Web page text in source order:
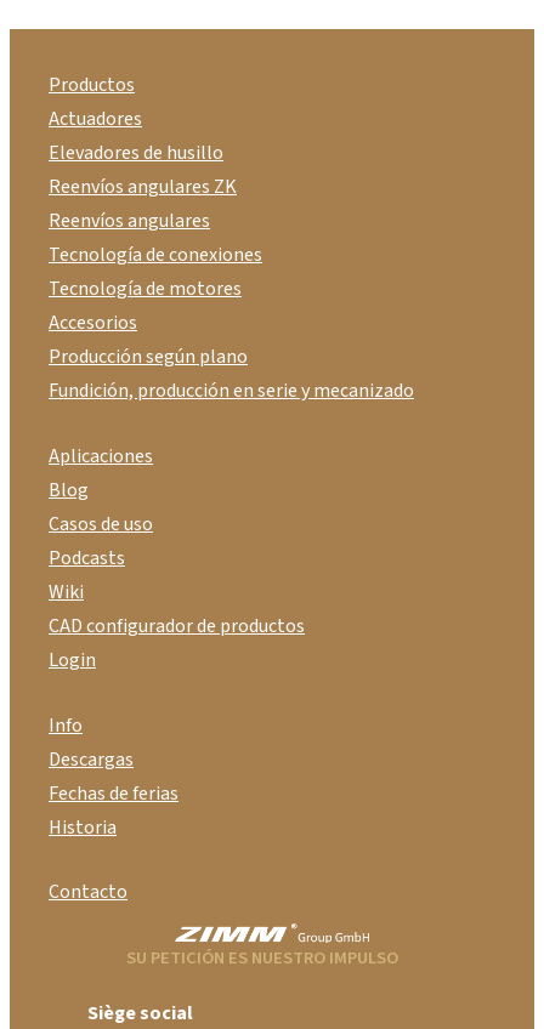
Productos
Actuadores
Elevadores de husillo
Reenvíos angulares ZK
Reenvíos angulares
Tecnología de conexiones
Tecnología de motores
Accesorios
Producción según plano
Fundición, producción en serie y mecanizado
Aplicaciones
Blog
Casos de uso
Podcasts
Wiki
CAD configurador de productos
Login
Info
Descargas
Fechas de ferias
Historia
Contacto
SU PETICIÓN ES NUESTRO IMPULSO
Siège social